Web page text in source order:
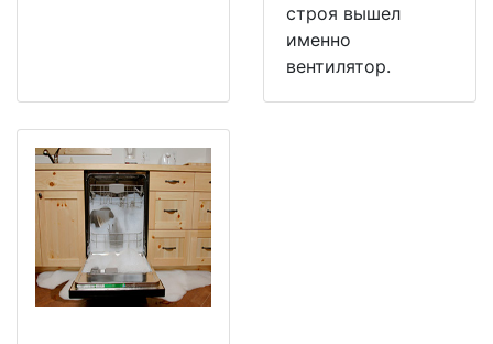
строя вышел
именно
вентилятор.